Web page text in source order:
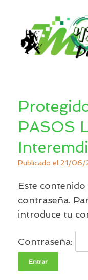
PASOS
Publicado el 21/06/
Este
contraseña.
introduce tu
Contraseña: